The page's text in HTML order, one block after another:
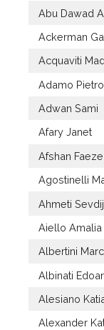
Abu Dawad
Ackerman
Acquaviti
Adamo Pietro
Adwan Sami
Afary Janet
Afshan
Agostinelli
Ahmeti
Aiello Amalia
Albertini
Albinati
Alesiano
Alexander